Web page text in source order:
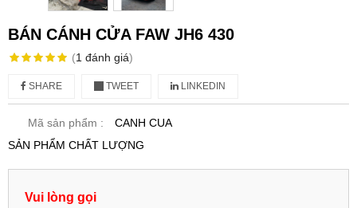
BÁN CÁNH CỬA FAW JH6 430
(1 đánh giá)
SHARE TWEET LINKEDIN
Mã sản phẩm :
CANH CUA
SẢN PHẨM CHẤT LƯỢNG
Vui lòng gọi